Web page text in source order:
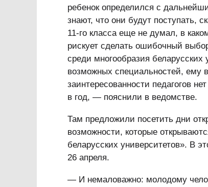
ребенок определился с
знают, что они будут поступать,
11-го класса еще не думал, в
рискует сделать ошибочный
среди многообразия беларусских
возможных специальностей, ему
заинтересованности педагогов
в год, — пояснили в ведомстве.
Там предложили посетить дни
возможности, которые
беларусских университетов». В
26 апреля.
— И немаловажно: молодому